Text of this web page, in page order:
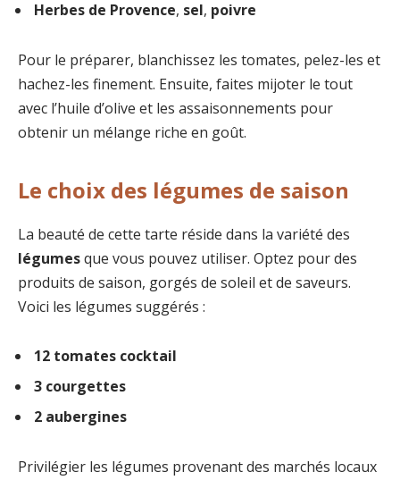
Herbes de Provence, sel, poivre
Pour le préparer, blanchissez les tomates, pelez-les et
hachez-les finement. Ensuite, faites mijoter le tout
avec l’huile d’olive et les assaisonnements pour
obtenir un mélange riche en goût.
Le choix des légumes de saison
La beauté de cette tarte réside dans la variété des
légumesque vous pouvez utiliser. Optez pour des
produits de saison, gorgés de soleil et de saveurs.
Voici les légumes suggérés :
12 tomates cocktail
3 courgettes
2 aubergines
Privilégier les légumes provenant des marchés locaux